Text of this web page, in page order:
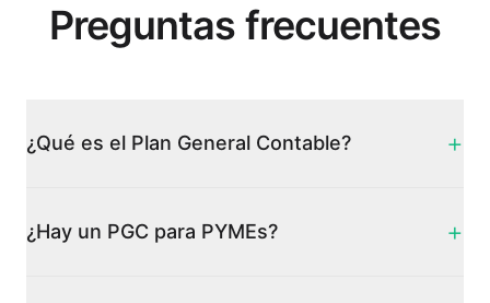
Preguntas frecuentes
¿Qué es el Plan General Contable? +
¿Hay un PGC para PYMEs? +